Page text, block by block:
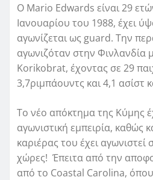
Ο Mario Edwards είναι 29
Ιανουαρίου του 1988, έχει
αγωνίζεται ως guard. Την
αγωνιζόταν στην Φινλανδία
Korikobrat, έχοντας σε 29
3,7ριμπάουντς και 4,1 ασίστ
Το νέο απόκτημα της Κύμης
αγωνιστική εμπειρία, καθώς
καριέρας του έχει αγωνιστεί
χώρες! Έπειτα από την
από το Coastal Carolina,